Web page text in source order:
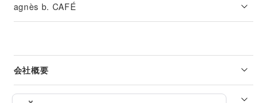
agnès b. CAFÉ
会社概要
リーガル